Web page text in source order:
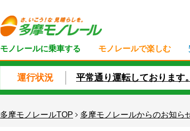
モノレールに乗車する モノレールで楽しむ
運行状況 平常通り運転しております。
多摩モノレールTOP 多摩モノレールからのお知ら